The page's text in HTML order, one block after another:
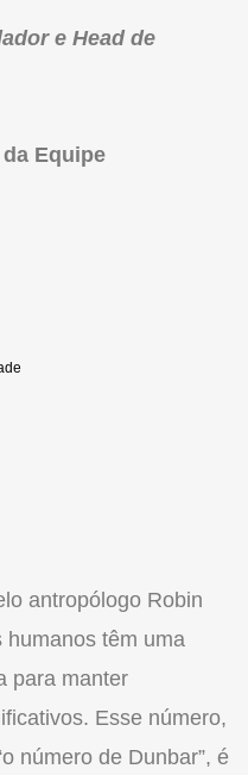
e Head de
Equipe
antropólogo Robin
humanos têm uma
para manter
Esse número,
número de Dunbar”, é